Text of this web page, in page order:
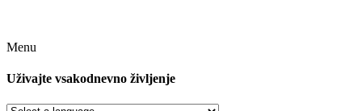
Menu
Uživajte vsakodnevno življenje